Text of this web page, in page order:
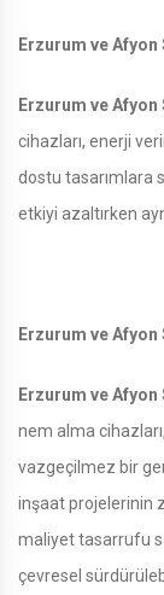
Erzurum ve Afyon
Erzurum ve Afyon
cihazları, enerji
dostu tasarımlara
etkiyi azaltırken
Erzurum ve Afyon
Erzurum ve Afyon
nem alma cihazları,
vazgeçilmez bir
inşaat projelerinin
maliyet tasarrufu
çevresel